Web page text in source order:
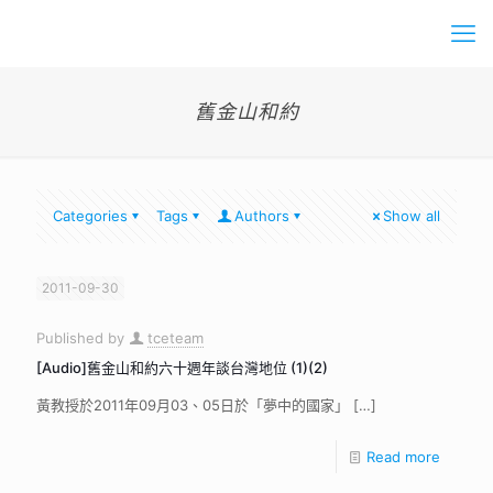
舊金山和約
Categories Tags Authors Show all
2011-09-30
Published by
tceteam
[Audio]舊金山和約六十週年談台灣地位 (1)(2)
黃教授於2011年09月03、05日於「夢中的國家」 […]
Read more